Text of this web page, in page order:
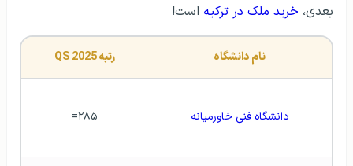
بعدی، خرید ملک در ترکیه است!
نام دانشگاه رتبه QS 2025
دانشگاه فنی خاورمیانه ۲۸۵=